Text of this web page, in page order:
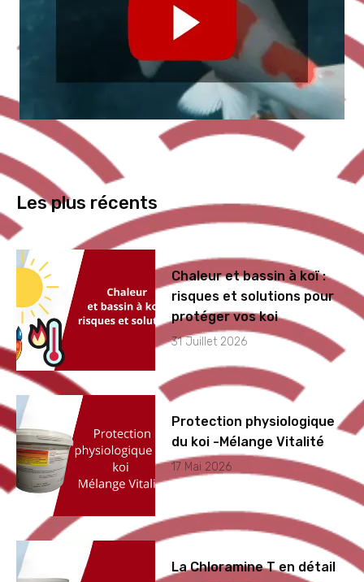
Les plus récents
Chaleur et bassin à koï :
risques et solutions pour
protéger vos koi
31 Juillet 2026
Protection physiologique
du koi -Mélange Vitalité
17 Mai 2026
La Chloramine T en détail